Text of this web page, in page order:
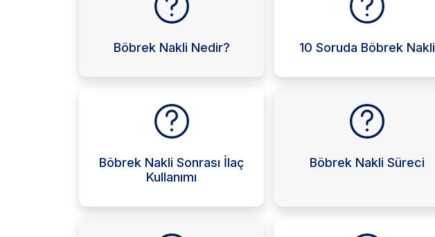
Böbrek Nakli Nedir? 10 Soruda Böbrek Nakli
Böbrek Nakli Sonrası İlaç
Kullanımı
Böbrek Nakli Süreci